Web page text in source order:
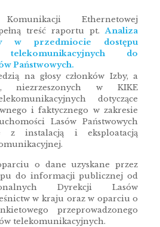
Ethernetowej
treść raportu pt. Analiza
w przedmiocie dostępu
telekomunikacyjnych do
Państwowych.
na głosy członków Izby, a
niezrzeszonych w KIKE
dotyczące
i faktycznego w zakresie
Lasów Państwowych
z instalacją i eksploatacją
o dane uzyskane przez
do informacji publicznej od
Dyrekcji Lasów
w kraju oraz w oparciu o
przeprowadzonego
telekomunikacyjnych.